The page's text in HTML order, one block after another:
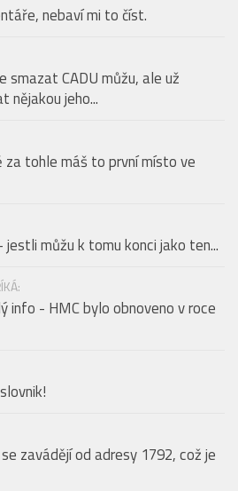
nebaví mi to číst.
smazat CADU můžu, ale už
nějakou jeho...
za tohle máš to první místo ve
jestli můžu k tomu konci jako ten...
info - HMC bylo obnoveno v roce
zavádějí od adresy 1792, což je